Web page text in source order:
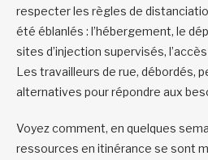
respecter les règles de
été éblanlés : l’hébergement, le
sites d’injection supervisés,
Les travailleurs de rue, débordés,
alternatives pour répondre aux
Voyez comment, en quelques
ressources en itinérance se sont